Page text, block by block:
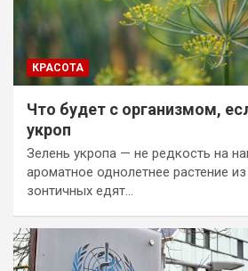
КРАСОТА
Что будет с организмом,
укроп
Зелень укропа — не редкость на
ароматное однолетнее растение
зонтичных едят…